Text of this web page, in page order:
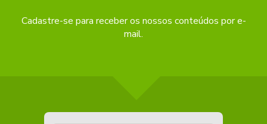
Cadastre-se para receber os nossos conteúdos por e-
mail.